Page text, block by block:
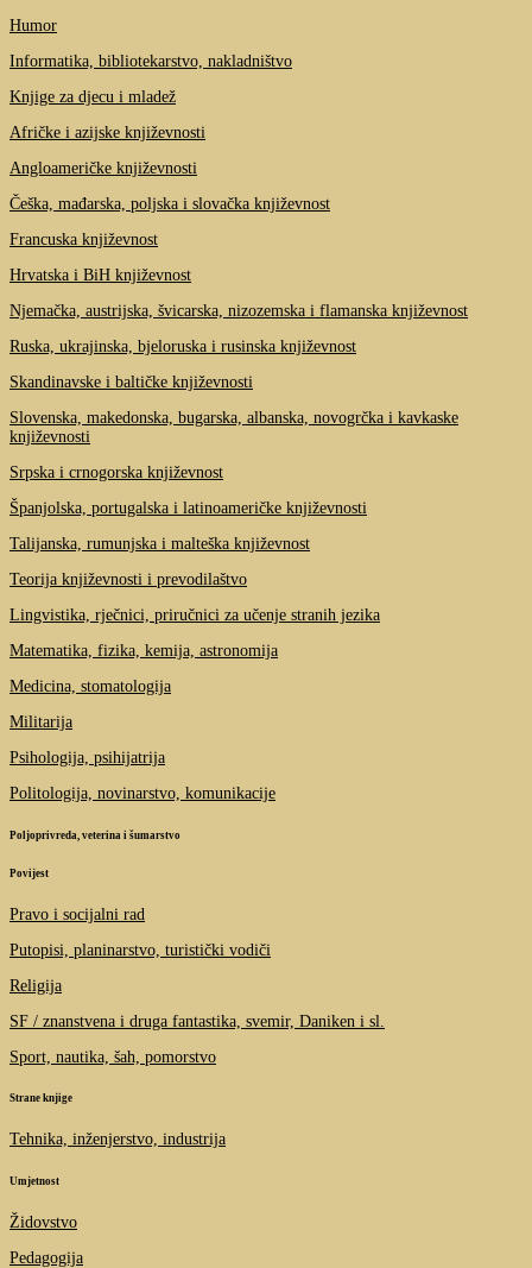
Humor
Informatika, bibliotekarstvo, nakladništvo
Knjige za djecu i mladež
Afričke i azijske književnosti
Angloameričke književnosti
Češka, mađarska, poljska i slovačka književnost
Francuska književnost
Hrvatska i BiH književnost
Njemačka, austrijska, švicarska, nizozemska i flamanska književnost
Ruska, ukrajinska, bjeloruska i rusinska književnost
Skandinavske i baltičke književnosti
Slovenska, makedonska, bugarska, albanska, novogrčka i kavkaske
književnosti
Srpska i crnogorska književnost
Španjolska, portugalska i latinoameričke književnosti
Talijanska, rumunjska i malteška književnost
Teorija književnosti i prevodilaštvo
Lingvistika, rječnici, priručnici za učenje stranih jezika
Matematika, fizika, kemija, astronomija
Medicina, stomatologija
Militarija
Psihologija, psihijatrija
Politologija, novinarstvo, komunikacije
Poljoprivreda, veterina i šumarstvo
Povijest
Pravo i socijalni rad
Putopisi, planinarstvo, turistički vodiči
Religija
SF / znanstvena i druga fantastika, svemir, Daniken i sl.
Sport, nautika, šah, pomorstvo
Strane knjige
Tehnika, inženjerstvo, industrija
Umjetnost
Židovstvo
Pedagogija